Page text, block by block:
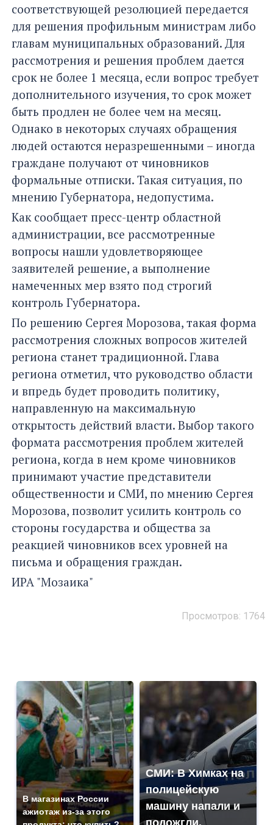
соответствующей резолюцией передается
для решения профильным министрам либо
главам муниципальных образований. Для
рассмотрения и решения проблем дается
срок не более 1 месяца, если вопрос требует
дополнительного изучения, то срок может
быть продлен не более чем на месяц.
Однако в некоторых случаях обращения
людей остаются неразрешенными – иногда
граждане получают от чиновников
формальные отписки. Такая ситуация, по
мнению Губернатора, недопустима.
Как сообщает пресс-центр областной
администрации, все рассмотренные
вопросы нашли удовлетворяющее
заявителей решение, а выполнение
намеченных мер взято под строгий
контроль Губернатора.
По решению Сергея Морозова, такая форма
рассмотрения сложных вопросов жителей
региона станет традиционной. Глава
региона отметил, что руководство области
и впредь будет проводить политику,
направленную на максимальную
открытость действий власти. Выбор такого
формата рассмотрения проблем жителей
региона, когда в нем кроме чиновников
принимают участие представители
общественности и СМИ, по мнению Сергея
Морозова, позволит усилить контроль со
стороны государства и общества за
реакцией чиновников всех уровней на
письма и обращения граждан.
ИРА "Мозаика"
Просмотров: 1764
В магазинах России
ажиотаж из-за этого
СМИ: В Химках на
полицейскую
машину напали и
подожгли.